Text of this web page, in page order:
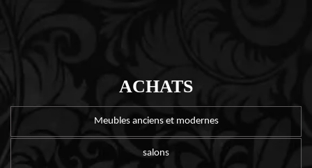
ACHATS
Meubles anciens et modernes
salons